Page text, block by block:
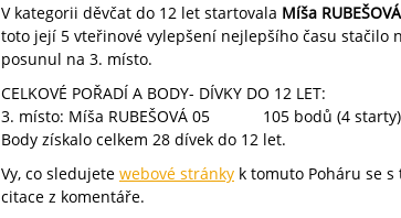
V kategorii děvčat do 12 let startovala Míša
toto její 5 vteřinové vylepšení nejlepšího času stačilo
posunul na 3. místo.
CELKOVÉ POŘADÍ A BODY- DÍVKY DO 12 LET:
3. místo: Míša RUBEŠOVÁ 05 105 bodů (4 starty)
Body získalo celkem 28 dívek do 12 let.
Vy, co sledujete webové stránky k tomuto Poháru se
citace z komentáře.